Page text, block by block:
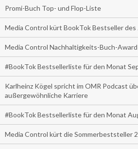
Promi-Buch Top- und Flop-Liste
Media Control kürt BookTok Bestseller des
Media Control Nachhaltigkeits-Buch-
#BookTok Bestsellerliste für den Monat
Karlheinz Kögel spricht im OMR Podcast
außergewöhnliche Karriere
#BookTok Bestsellerliste für den Monat
Media Control kürt die Sommerbeststeller